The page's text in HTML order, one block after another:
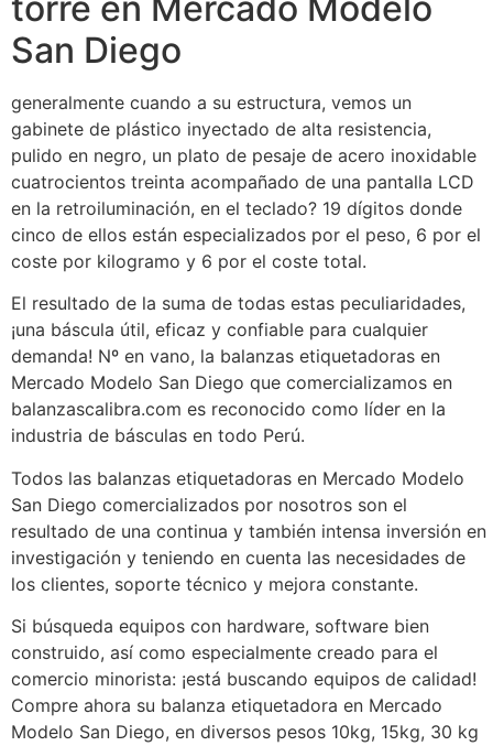
San Diego
generalmente cuando a su estructura, vemos un
gabinete de plástico inyectado de alta resistencia,
pulido en negro, un plato de pesaje de acero inoxidable
cuatrocientos treinta acompañado de una pantalla LCD
en la retroiluminación, en el teclado? 19 dígitos donde
cinco de ellos están especializados por el peso, 6 por el
coste por kilogramo y 6 por el coste total.
El resultado de la suma de todas estas peculiaridades,
¡una báscula útil, eficaz y confiable para cualquier
demanda! Nº en vano, la balanzas etiquetadoras en
Mercado Modelo San Diego que comercializamos en
balanzascalibra.com es reconocido como líder en la
industria de básculas en todo Perú.
Todos las balanzas etiquetadoras en Mercado Modelo
San Diego comercializados por nosotros son el
resultado de una continua y también intensa inversión en
investigación y teniendo en cuenta las necesidades de
los clientes, soporte técnico y mejora constante.
Si búsqueda equipos con hardware, software bien
construido, así como especialmente creado para el
comercio minorista: ¡está buscando equipos de calidad!
Compre ahora su balanza etiquetadora en Mercado
Modelo San Diego, en diversos pesos 10kg, 15kg, 30 kg